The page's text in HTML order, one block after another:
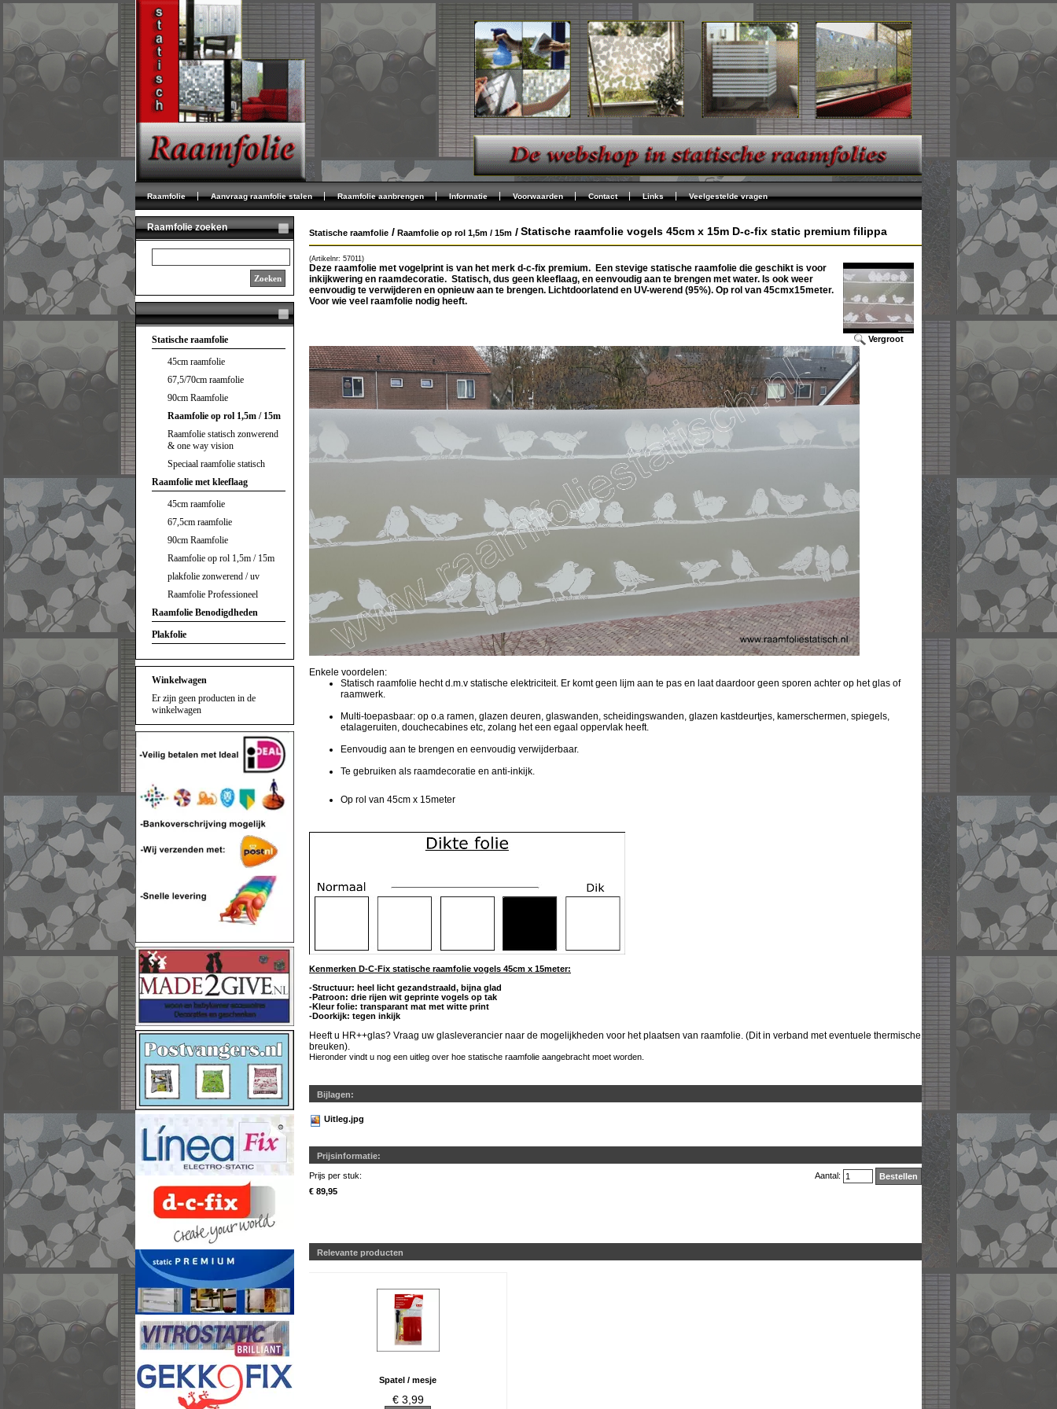
Raamfolie Aanvraag raamfolie stalen Raamfolie aanbrengen Informatie Voorwaarden Contact Links Veelgestelde vragen
Raamfolie zoeken
Zoeken
Statische raamfolie
45cm raamfolie
67,5/70cm raamfolie
90cm Raamfolie
Raamfolie op rol 1,5m / 15m
Raamfolie statisch zonwerend
& one way vision
Speciaal raamfolie statisch
Raamfolie met kleeflaag
45cm raamfolie
67,5cm raamfolie
90cm Raamfolie
Raamfolie op rol 1,5m / 15m
plakfolie zonwerend / uv
Raamfolie Professioneel
Raamfolie Benodigdheden
Plakfolie
Winkelwagen
Er zijn geen producten in de
winkelwagen
Statische raamfolie / Raamfolie op rol 1,5m / 15m /Statische raamfolie vogels 45cm x 15m D-c-fix static premium filippa
(Artikelnr: 57011)
Vergroot
Deze raamfolie met vogelprint is van het merk d-c-fix premium. Een stevige statische raamfolie die geschikt is voor
inkijkwering en raamdecoratie. Statisch, dus geen kleeflaag, en eenvoudig aan te brengen met water. Is ook weer
eenvoudig te verwijderen en opnieuw aan te brengen. Lichtdoorlatend en UV-werend (95%). Op rol van 45cmx15meter.
Voor wie veel raamfolie nodig heeft.
Enkele voordelen:
Statisch raamfolie hecht d.m.v statische elektriciteit. Er komt geen lijm aan te pas en laat daardoor geen sporen achter op het glas of
raamwerk.
Multi-toepasbaar: op o.a ramen, glazen deuren, glaswanden, scheidingswanden, glazen kastdeurtjes, kamerschermen, spiegels,
etalageruiten, douchecabines etc, zolang het een egaal oppervlak heeft.
Eenvoudig aan te brengen en eenvoudig verwijderbaar.
Te gebruiken als raamdecoratie en anti-inkijk.
Op rol van 45cm x 15meter
Kenmerken D-C-Fix statische raamfolie vogels 45cm x 15meter:
-Structuur: heel licht gezandstraald, bijna glad
-Patroon: drie rijen wit geprinte vogels op tak
-Kleur folie: transparant mat met witte print
-Doorkijk: tegen inkijk
Heeft u HR++glas? Vraag uw glasleverancier naar de mogelijkheden voor het plaatsen van raamfolie. (Dit in verband met eventuele thermische
breuken).
Hieronder vindt u nog een uitleg over hoe statische raamfolie aangebracht moet worden.
Bijlagen:
Uitleg.jpg
Prijsinformatie:
Prijs per stuk:
€ 89,95
Aantal: Bestellen
Relevante producten
Spatel / mesje
€ 3,99